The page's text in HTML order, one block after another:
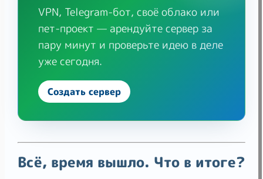
VPN, Telegram-бот, своё облако или
пет-проект — арендуйте сервер за
пару минут и проверьте идею в деле
уже сегодня.
Создать сервер
Всё, время вышло. Что в итоге?